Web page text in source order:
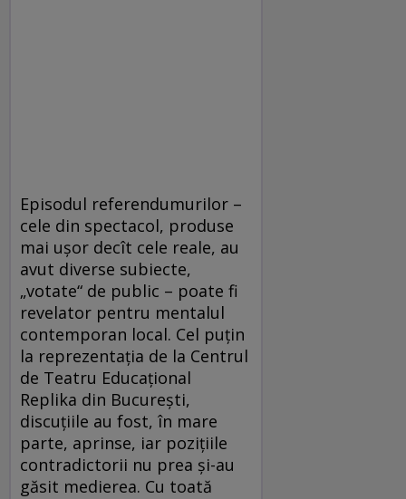
Episodul referendumurilor –
cele din spectacol, produse
mai uşor decît cele reale, au
avut diverse subiecte,
„votate“ de public – poate fi
revelator pentru mentalul
contemporan local. Cel puţin
la reprezentaţia de la Centrul
de Teatru Educaţional
Replika din Bucureşti,
discuţiile au fost, în mare
parte, aprinse, iar poziţiile
contradictorii nu prea şi-au
găsit medierea. Cu toată